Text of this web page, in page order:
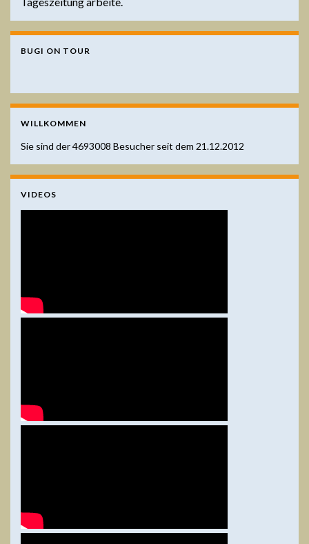
BUGI ON TOUR
WILLKOMMEN
Sie sind der4693008 Besucher seit dem 21.12.2012
VIDEOS